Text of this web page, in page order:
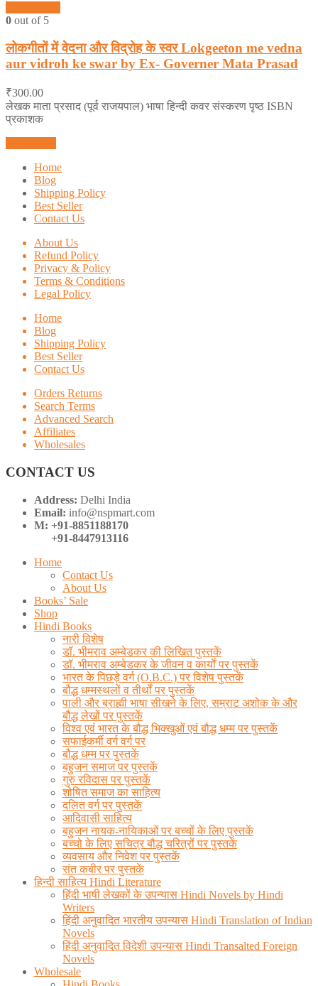
0 out of 5
लोकगीतों में वेदना और विद्रोह के स्वर Lokgeeton me vedna
aur vidroh ke swar by Ex- Governer Mata Prasad
₹300.00
लेखक माता प्रसाद (पूर्व राजयपाल) भाषा हिन्दी कवर संस्करण पृष्ठ ISBN
प्रकाशक
Home
Blog
Shipping Policy
Best Seller
Contact Us
About Us
Refund Policy
Privacy & Policy
Terms & Conditions
Legal Policy
Home
Blog
Shipping Policy
Best Seller
Contact Us
Orders Returns
Search Terms
Advanced Search
Affiliates
Wholesales
CONTACT US
Address: Delhi India
Email: info@nspmart.com
M: +91-8851188170
+91-8447913116
Home
Contact Us
About Us
Books’ Sale
Shop
Hindi Books
नारी विशेष
डॉ. भीमराव अम्बेडकर की लिखित पुस्तकें
डॉ. भीमराव अम्बेडकर के जीवन व कार्यों पर पुस्तकें
भारत के पिछड़े वर्ग (O.B.C.) पर विशेष पुस्तकें
बौद्ध धम्मस्थलों व तीर्थों पर पुस्तकें
पाली और ब्राह्मी भाषा सीखने के लिए, सम्राट अशोक के और
बौद्ध लेखों पर पुस्तकें
विश्व एवं भारत के बौद्ध भिक्खुओं एवं बौद्ध धम्म पर पुस्तकें
सफाईकर्मी वर्ग वर्ग पर
बौद्ध धम्म पर पुस्तकें
बहुजन समाज पर पुस्तकें
गुरु रविदास पर पुस्तकें
शोषित समाज का साहित्य
दलित वर्ग पर पुस्तकें
आदिवासी साहित्य
बहुजन नायक-नायिकाओं पर बच्चों के लिए पुस्तकें
बच्चो के लिए सचित्र बौद्ध चरित्रों पर पुस्तकें
व्यवसाय और निवेश पर पुस्तकें
संत कबीर पर पुस्तकें
हिन्दी साहित्य Hindi Literature
हिंदी भाषी लेखकों के उपन्यास Hindi Novels by Hindi
Writers
हिंदी अनुवादित भारतीय उपन्यास Hindi Translation of Indian
Novels
हिंदी अनुवादित विदेशी उपन्यास Hindi Transalted Foreign
Novels
Wholesale